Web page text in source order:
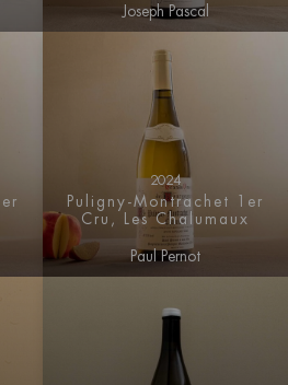
Joseph Pascal
2024
Puligny-Montrachet 1er
Cru, Les Chalumaux
Paul Pernot